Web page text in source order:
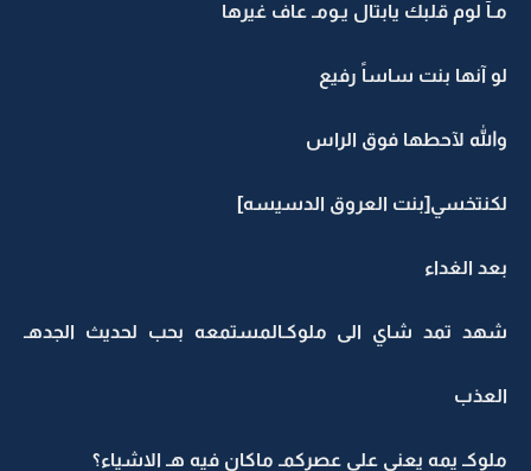
مـآ لوم قلبك يابتال يـومـ عاف غيرها
لو آنها بنت ساساً رفيع
والله لآحطها فوق الراس
لكنتخسي[بنت العروق الدسيسه]
بعد الغداء
شهد تمد شاي الى ملوكـالمستمعه بحب لحديث الجدهـ
العذب
ملوكـ يمه يعني على عصركمـ ماكان فيه هـ الاشياء؟